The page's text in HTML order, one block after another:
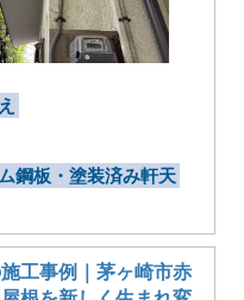
鋼板・塗装済み軒天
工事例｜茅ヶ崎市赤